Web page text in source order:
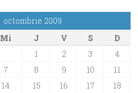
octombrie 2009
Mi J V S
D
1
2 3
4
7 8 9 10
11
14 15 16 17
18